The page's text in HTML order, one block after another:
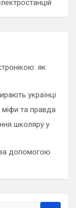
як
українці
міфи та правда
школяру у
допомогою